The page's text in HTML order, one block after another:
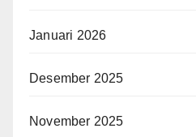
Januari 2026
Desember 2025
November 2025